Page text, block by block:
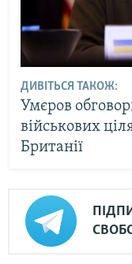
ДИВІТЬСЯ ТАКОЖ:
Умєров
військових
Британії